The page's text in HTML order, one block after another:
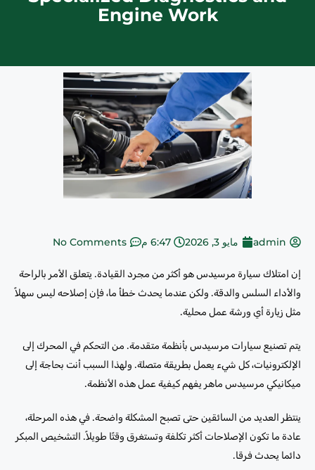
Engine Work
admin مايو 3, 2026 6:47 م No Comments
إن امتلاك سيارة مرسيدس هو أكثر من مجرد القيادة. يتعلق الأمر بالراحة
والأداء السلس والدقة. ولكن عندما يحدث خطأ ما، فإن إصلاحه ليس سهلاً
مثل زيارة أي ورشة عمل محلية.
يتم تصنيع سيارات مرسيدس بأنظمة متقدمة. من التحكم في المحرك إلى
الإلكترونيات، كل شيء يعمل بطريقة متصلة. ولهذا السبب أنت بحاجة إلى
ميكانيكي مرسيدس ماهر يفهم كيفية عمل هذه الأنظمة.
ينتظر العديد من السائقين حتى تصبح المشكلة واضحة. في هذه المرحلة،
عادة ما تكون الإصلاحات أكثر تكلفة وتستغرق وقتًا طويلاً. التشخيص المبكر
دائما يحدث فرقا.